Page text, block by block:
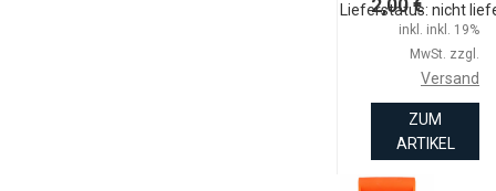
Lieferstatus: nicht
2,00 €
inkl. inkl. 19%
MwSt. zzgl.
Versand
ZUM
ARTIKEL